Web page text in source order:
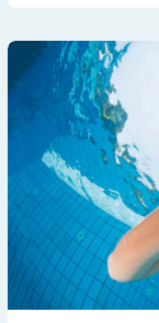
Serie – AID-